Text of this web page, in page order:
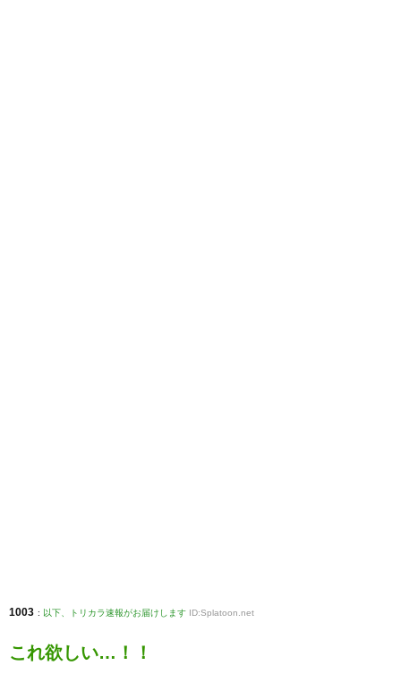
1003 : 以下、トリカラ速報がお届けします ID:Splatoon.net
これ欲しい…！！